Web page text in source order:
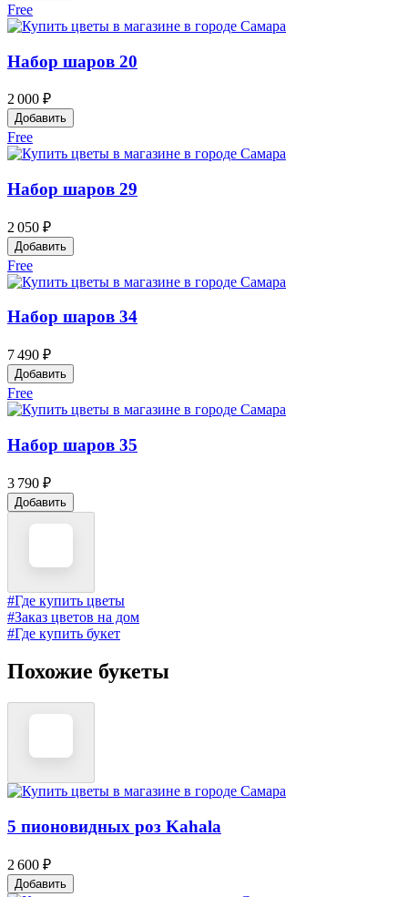
Free
Набор шаров 20
2 000 ₽
Добавить
Free
Набор шаров 29
2 050 ₽
Добавить
Free
Набор шаров 34
7 490 ₽
Добавить
Free
Набор шаров 35
3 790 ₽
Добавить
#Где купить цветы
#Заказ цветов на дом
#Где купить букет
Похожие букеты
5 пионовидных роз Kahala
2 600 ₽
Добавить